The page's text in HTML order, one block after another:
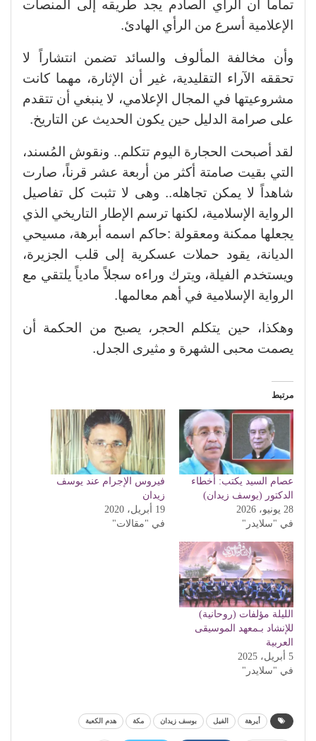
تماماً أن الرأي الصادم يجد طريقه إلى المنصات
الإعلامية أسرع من الرأي الهادئ.
وأن مخالفة المألوف والسائد تضمن انتشاراً لا
تحققه الآراء التقليدية، غير أن الإثارة، مهما كانت
مشروعيتها في المجال الإعلامي، لا ينبغي أن تتقدم
على صرامة الدليل حين يكون الحديث عن التاريخ.
لقد أصبحت الحجارة اليوم تتكلم.. ونقوش المُسند،
التي بقيت صامتة أكثر من أربعة عشر قرناً، صارت
شاهداً لا يمكن تجاهله.. وهى لا تثبت كل تفاصيل
الرواية الإسلامية، لكنها ترسم الإطار التاريخي الذي
يجعلها ممكنة ومعقولة :حاكم اسمه أبرهة، مسيحي
الديانة، يقود حملات عسكرية إلى قلب الجزيرة،
ويستخدم الفيلة، ويترك وراءه سجلاً مادياً يلتقي مع
الرواية الإسلامية في أهم معالمها.
وهكذا، حين يتكلم الحجر، يصبح من الحكمة أن
يصمت محبى الشهرة و مثيرى الجدل.
مرتبط
عصام السيد يكتب: أخطاء
الدكتور (يوسف زيدان)
28 يونيو، 2026
في "سلايدر"
فيروس الإجرام عند يوسف
زيدان
19 أبريل، 2020
في "مقالات"
الليلة مؤلفات (روحانية)
للإنشاد بـمعهد الموسيقى
العربية
5 أبريل، 2025
في "سلايدر"
أيرهة الفيل بوسف زيدان مكة هدم الكعبة